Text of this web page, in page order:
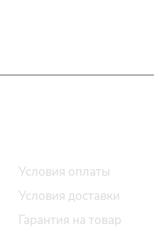
Условия оплаты
Условия доставки
Гарантия на товар